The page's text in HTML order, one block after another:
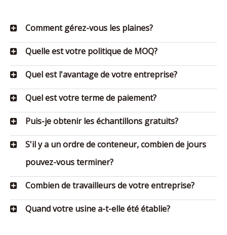
Comment gérez-vous les plaines?
Quelle est votre politique de MOQ?
Quel est l'avantage de votre entreprise?
Quel est votre terme de paiement?
Puis-je obtenir les échantillons gratuits?
S'il y a un ordre de conteneur, combien de jours
pouvez-vous terminer?
Combien de travailleurs de votre entreprise?
Quand votre usine a-t-elle été établie?